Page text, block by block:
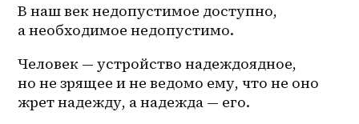
В наш век недопустимое доступно,
а необходимое недопустимо.
Человек — устройство надеждоядное,
но не зрящее и не ведомо ему, что не оно
жрет надежду, а надежда — его.